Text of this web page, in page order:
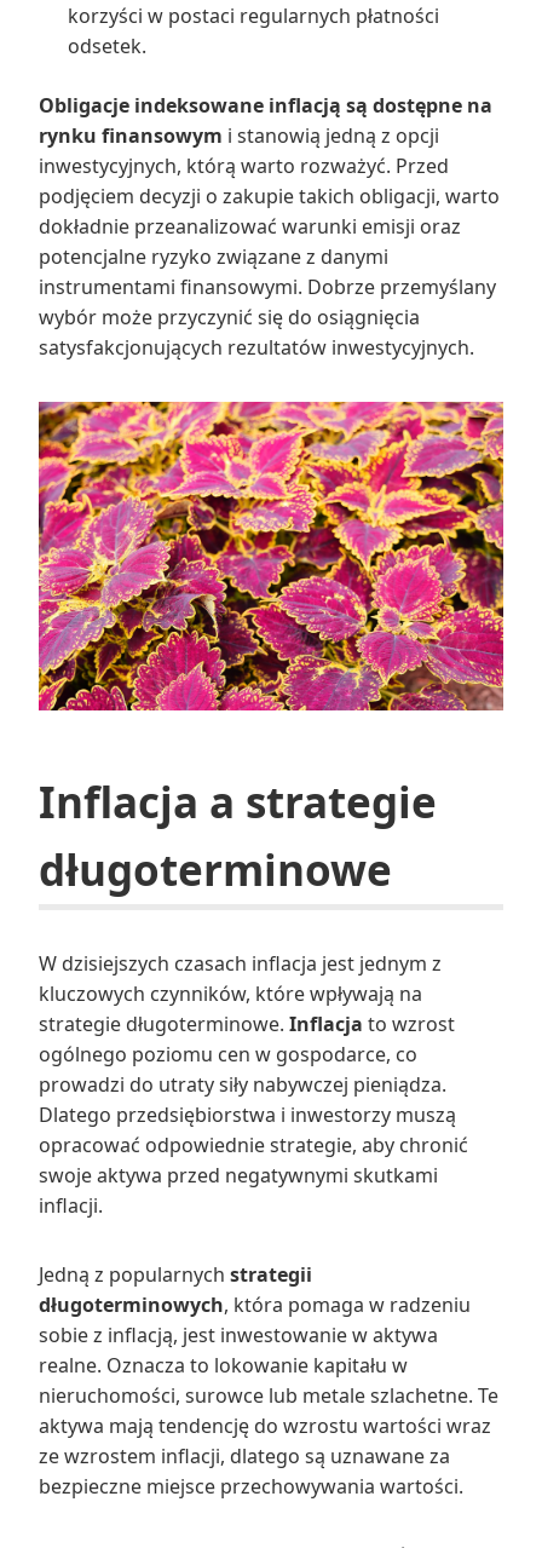
korzyści w postaci regularnych płatności
odsetek.
Obligacje indeksowane inflacją są dostępne na
rynku finansowym i stanowią jedną z opcji
inwestycyjnych, którą warto rozważyć. Przed
podjęciem decyzji o zakupie takich obligacji, warto
dokładnie przeanalizować warunki emisji oraz
potencjalne ryzyko związane z danymi
instrumentami finansowymi. Dobrze przemyślany
wybór może przyczynić się do osiągnięcia
satysfakcjonujących rezultatów inwestycyjnych.
Inflacja a strategie
długoterminowe
W dzisiejszych czasach inflacja jest jednym z
kluczowych czynników, które wpływają na
strategie długoterminowe. Inflacja to wzrost
ogólnego poziomu cen w gospodarce, co
prowadzi do utraty siły nabywczej pieniądza.
Dlatego przedsiębiorstwa i inwestorzy muszą
opracować odpowiednie strategie, aby chronić
swoje aktywa przed negatywnymi skutkami
inflacji.
Jedną z popularnych strategii
długoterminowych, która pomaga w radzeniu
sobie z inflacją, jest inwestowanie w aktywa
realne. Oznacza to lokowanie kapitału w
nieruchomości, surowce lub metale szlachetne. Te
aktywa mają tendencję do wzrostu wartości wraz
ze wzrostem inflacji, dlatego są uznawane za
bezpieczne miejsce przechowywania wartości.